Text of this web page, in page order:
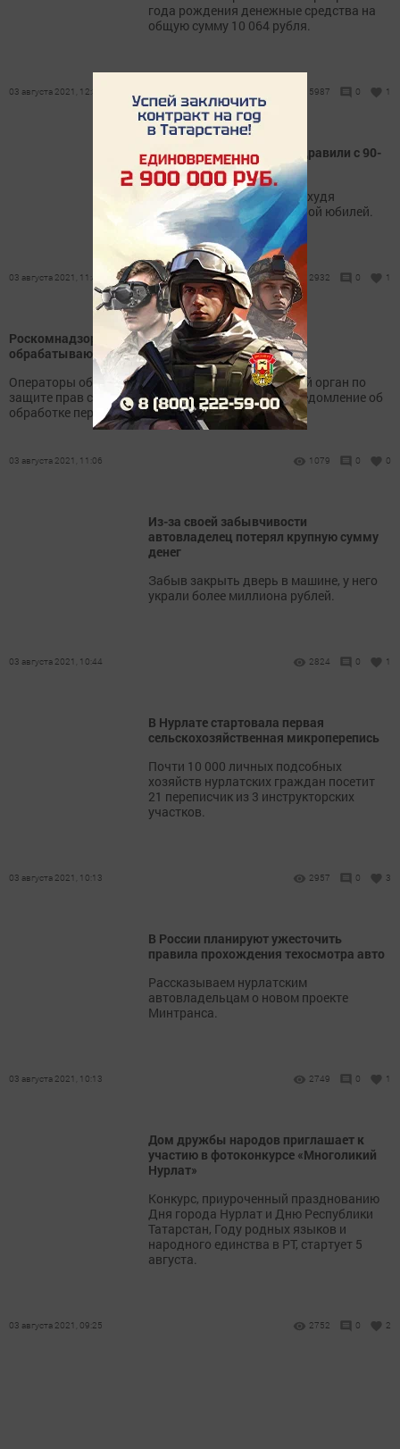
года рождения денежные средства на
общую сумму 10 064 рубля.
03 августа 2021, 12:38 5987 0 1
В Нурлатском районе поздравили с 90-
летием ветерана тыла
1 августа Миндубаева Масхудя
Загртдиновна отметила свой юбилей.
03 августа 2021, 11:46 2932 0 1
Роскомнадзор озвучил требования для ИП и ЮЛ,
обрабатывающих персональные данные
Операторы обязаны направить в Уполномоченный орган по
защите прав субъектов персональных данных Уведомление об
обработке персональных данных.
03 августа 2021, 11:06 1079 0 0
Из-за своей забывчивости
автовладелец потерял крупную сумму
денег
Забыв закрыть дверь в машине, у него
украли более миллиона рублей.
03 августа 2021, 10:44 2824 0 1
В Нурлате стартовала первая
сельскохозяйственная микроперепись
Почти 10 000 личных подсобных
хозяйств нурлатских граждан посетит
21 переписчик из 3 инструкторских
участков.
03 августа 2021, 10:13 2957 0 3
В России планируют ужесточить
правила прохождения техосмотра авто
Рассказываем нурлатским
автовладельцам о новом проекте
Минтранса.
03 августа 2021, 10:13 2749 0 1
Дом дружбы народов приглашает к
участию в фотоконкурсе «Многоликий
Нурлат»
Конкурс, приуроченный празднованию
Дня города Нурлат и Дню Республики
Татарстан, Году родных языков и
народного единства в РТ, стартует 5
августа.
03 августа 2021, 09:25 2752 0 2